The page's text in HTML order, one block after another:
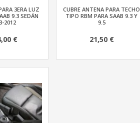
3ERA LUZ
9.3 SEDÁN
2012
€
CUBRE ANTENA PARA TECHO
TIPO RBM PARA SAAB 9.3 Y
9.5
21,50 €